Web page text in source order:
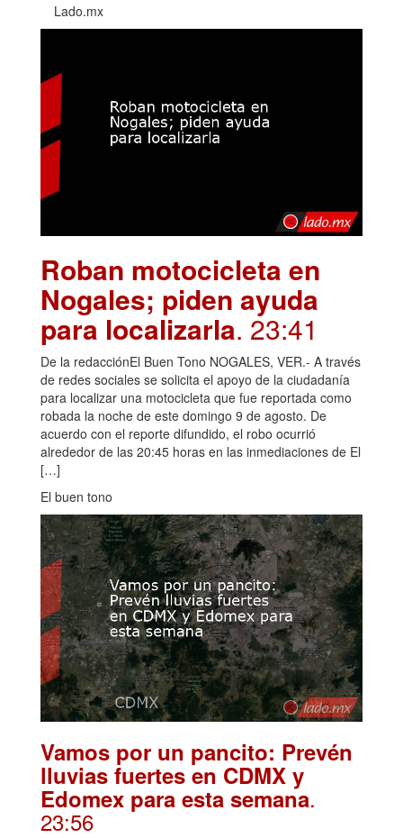
Lado.mx
Roban motocicleta en
Nogales; piden ayuda
para localizarla. 23:41
De la redacciónEl Buen Tono NOGALES, VER.- A través
de redes sociales se solicita el apoyo de la ciudadanía
para localizar una motocicleta que fue reportada como
robada la noche de este domingo 9 de agosto. De
acuerdo con el reporte difundido, el robo ocurrió
alrededor de las 20:45 horas en las inmediaciones de El
[…]
El buen tono
Vamos por un pancito: Prevén
lluvias fuertes en CDMX y
Edomex para esta semana.
23:56